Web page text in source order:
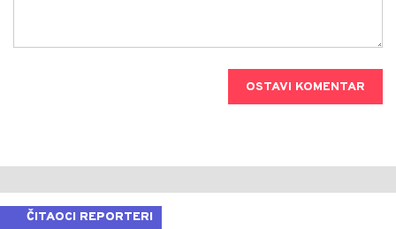
OSTAVI KOMENTAR
ČITAOCI REPORTERI